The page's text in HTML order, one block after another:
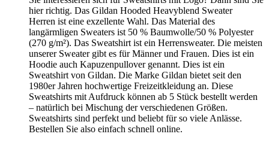
hier richtig. Das Gildan Hooded Heavyblend Sweater
Herren ist eine exzellente Wahl. Das Material des
langärmligen Sweaters ist 50 % Baumwolle/50 % Polyester
(270 g/m²). Das Sweatshirt ist ein Herrensweater. Die meisten
unserer Sweater gibt es für Männer und Frauen. Dies ist ein
Hoodie auch Kapuzenpullover genannt. Dies ist ein
Sweatshirt von Gildan. Die Marke Gildan bietet seit den
1980er Jahren hochwertige Freizeitkleidung an. Diese
Sweatshirts mit Aufdruck können ab 5 Stück bestellt werden
– natürlich bei Mischung der verschiedenen Größen.
Sweatshirts sind perfekt und beliebt für so viele Anlässe.
Bestellen Sie also einfach schnell online.